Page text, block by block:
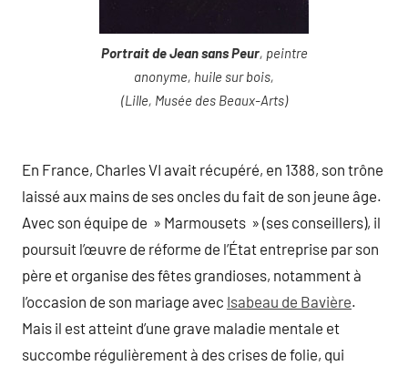
Portrait de Jean sans Peur, peintre
anonyme, huile sur bois,
(Lille, Musée des Beaux-Arts)
En France, Charles VI avait récupéré, en 1388, son trône
laissé aux mains de ses oncles du fait de son jeune âge.
Avec son équipe de » Marmousets » (ses conseillers), il
poursuit l’œuvre de réforme de l’État entreprise par son
père et organise des fêtes grandioses, notamment à
l’occasion de son mariage avec Isabeau de Bavière.
Mais il est atteint d’une grave maladie mentale et
succombe régulièrement à des crises de folie, qui